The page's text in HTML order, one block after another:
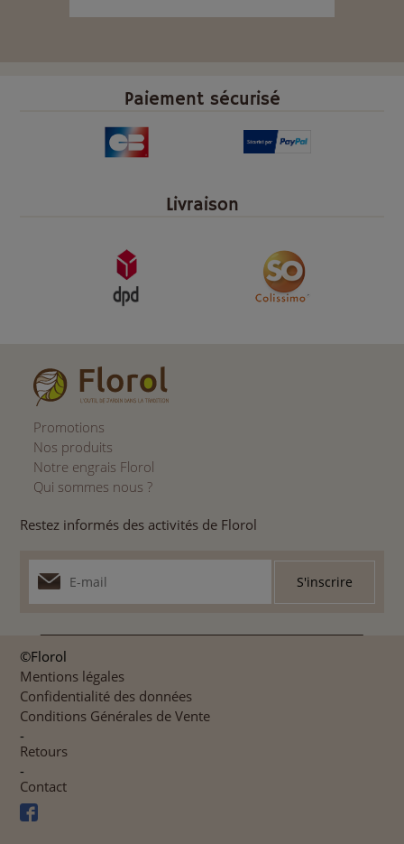
Paiement sécurisé
Livraison
Promotions
Nos produits
Notre engrais Florol
Qui sommes nous ?
Restez informés des activités de Florol
©Florol
Mentions légales
Confidentialité des données
Conditions Générales de Vente
-
Retours
-
Contact